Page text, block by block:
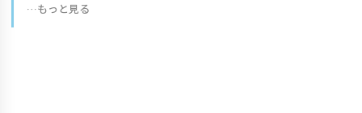
…もっと見る